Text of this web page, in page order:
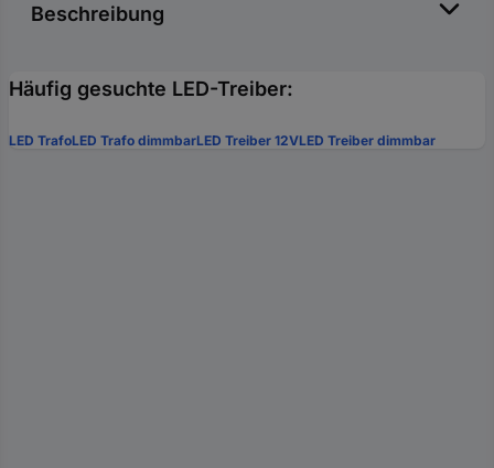
Beschreibung
Häufig gesuchte LED-Treiber:
LED TrafoLED Trafo dimmbarLED Treiber 12VLED Treiber dimmbar